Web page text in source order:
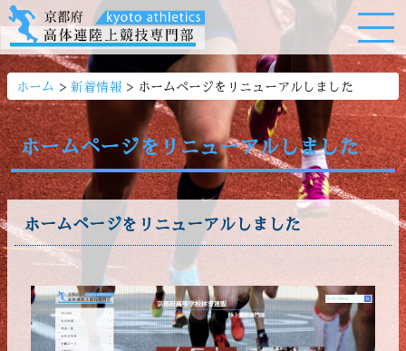
ホーム > 新着情報 > ホームページをリニューアルしました
ホームページをリニューアルしました
ホームページをリニューアルしました